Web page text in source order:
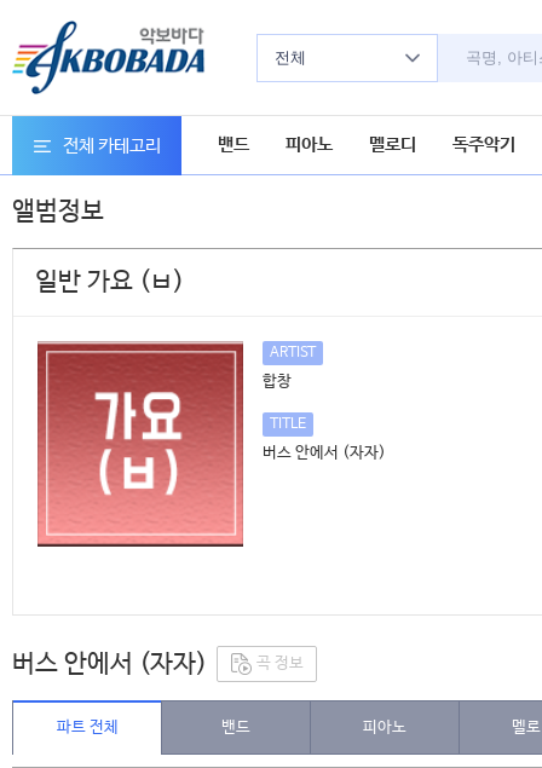
전체
전체 카테고리 밴드 피아노 멜로디 독주악기
앨범정보
일반 가요 (ㅂ)
ARTIST
합창
TITLE
버스 안에서 (자자)
버스 안에서 (자자) 곡 정보
파트 전체 밴드 피아노 멜